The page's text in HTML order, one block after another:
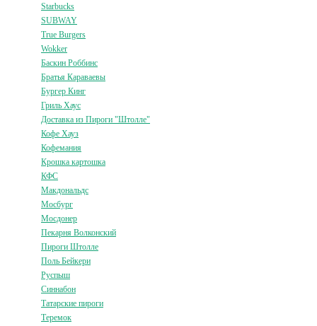
Starbucks
SUBWAY
True Burgers
Wokker
Баскин Роббинс
Братья Караваевы
Бургер Кинг
Гриль Хаус
Доставка из Пироги "Штолле"
Кофе Хауз
Кофемания
Крошка картошка
КФС
Макдональдс
Мосбург
Мосдонер
Пекарня Волконский
Пироги Штолле
Поль Бейкери
Руспыш
Синнабон
Татарские пироги
Теремок